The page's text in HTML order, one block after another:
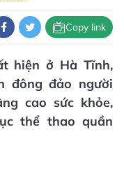
Copy link
hiện ở Hà Tĩnh,
đông đảo người
cao sức khỏe,
thể thao quần